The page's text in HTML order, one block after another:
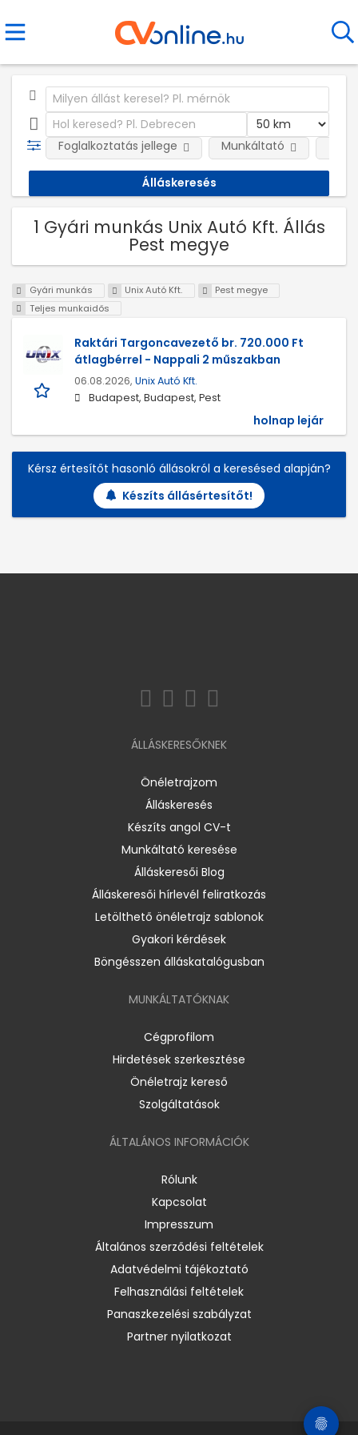
Foglalkoztatás jellege Munkáltató
1 Gyári munkás Unix Autó Kft. Állás
Pest megye
Gyári munkás Unix Autó Kft.
Pest megye
Teljes munkaidős
Raktári Targoncavezető br. 720.000 Ft
átlagbérrel - Nappali 2 műszakban
06.08.2026, Unix Autó Kft.
Budapest, Budapest, Pest
holnap lejár
Kérsz értesítőt hasonló állásokról a keresésed alapján?
Készíts állásértesítőt!
ÁLLÁSKERESŐKNEK
Önéletrajzom
Álláskeresés
Készíts angol CV-t
Munkáltató keresése
Álláskeresői Blog
Álláskeresői hírlevél feliratkozás
Letölthető önéletrajz sablonok
Gyakori kérdések
Böngésszen álláskatalógusban
MUNKÁLTATÓKNAK
Cégprofilom
Hirdetések szerkesztése
Önéletrajz kereső
Szolgáltatások
ÁLTALÁNOS INFORMÁCIÓK
Rólunk
Kapcsolat
Impresszum
Általános szerződési feltételek
Adatvédelmi tájékoztató
Felhasználási feltételek
Panaszkezelési szabályzat
Partner nyilatkozat